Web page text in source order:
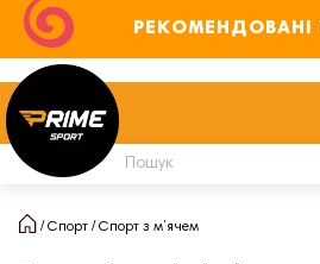
РЕКОМЕНДОВАНІ
Спорт Спорт з м’ячем